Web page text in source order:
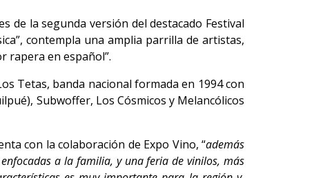
de la segunda versión del destacado Festival
contempla una amplia parrilla de artistas,
rapera en español”.
Tetas, banda nacional formada en 1994 con
Subwoffer, Los Cósmicos y Melancólicos
con la colaboración de Expo Vino, “además
a la familia, y una feria de vinilos, más